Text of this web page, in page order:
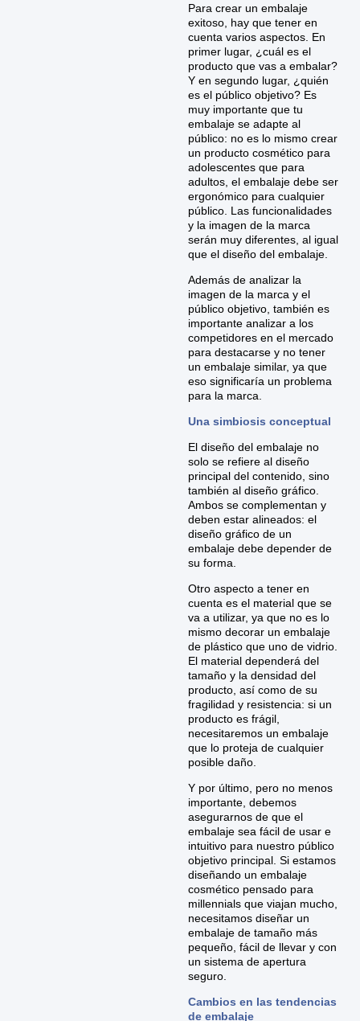
Para crear un embalaje
exitoso, hay que tener en
cuenta varios aspectos. En
primer lugar, ¿cuál es el
producto que vas a embalar?
Y en segundo lugar, ¿quién
es el público objetivo? Es
muy importante que tu
embalaje se adapte al
público: no es lo mismo crear
un producto cosmético para
adolescentes que para
adultos, el embalaje debe ser
ergonómico para cualquier
público. Las funcionalidades
y la imagen de la marca
serán muy diferentes, al igual
que el diseño del embalaje.
Además de analizar la
imagen de la marca y el
público objetivo, también es
importante analizar a los
competidores en el mercado
para destacarse y no tener
un embalaje similar, ya que
eso significaría un problema
para la marca.
Una simbiosis conceptual
El diseño del embalaje no
solo se refiere al diseño
principal del contenido, sino
también al diseño gráfico.
Ambos se complementan y
deben estar alineados: el
diseño gráfico de un
embalaje debe depender de
su forma.
Otro aspecto a tener en
cuenta es el material que se
va a utilizar, ya que no es lo
mismo decorar un embalaje
de plástico que uno de vidrio.
El material dependerá del
tamaño y la densidad del
producto, así como de su
fragilidad y resistencia: si un
producto es frágil,
necesitaremos un embalaje
que lo proteja de cualquier
posible daño.
Y por último, pero no menos
importante, debemos
asegurarnos de que el
embalaje sea fácil de usar e
intuitivo para nuestro público
objetivo principal. Si estamos
diseñando un embalaje
cosmético pensado para
millennials que viajan mucho,
necesitamos diseñar un
embalaje de tamaño más
pequeño, fácil de llevar y con
un sistema de apertura
seguro.
Cambios en las tendencias
de embalaje